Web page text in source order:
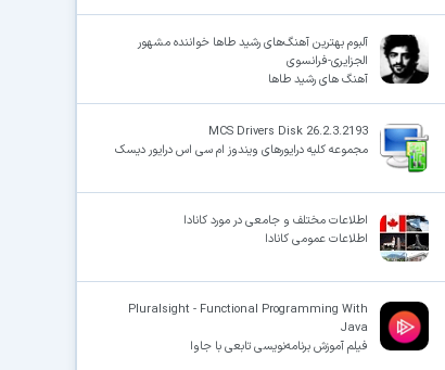
آلبوم بهترین آهنگ‌های رشید طاها خواننده مشهور
الجزایری-فرانسوی
آهنگ های رشید طاها
MCS Drivers Disk 26.2.3.2193
مجموعه کلیه درایورهای ویندوز ام سی اس درایور دیسک
اطلاعات مختلف و جامعی در مورد کانادا
اطلاعات عمومی کانادا
Pluralsight - Functional Programming With
Java
فیلم آموزش برنامه‌نویسی تابعی با جاوا